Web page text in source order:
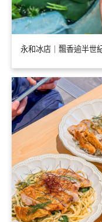
永和冰店｜飄香逾半世